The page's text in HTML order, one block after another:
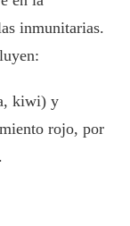
inmunitarias.
kiwi) y
rojo, por